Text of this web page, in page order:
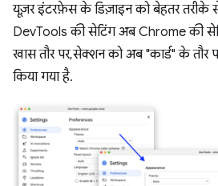
यूज़र इंटरफ़ेस के डिज़ाइन को बेहतर तरीके
DevTools की सेटिंग अब Chrome की
खास तौर पर, सेक्शन को अब "कार्ड" के
किया गया है.